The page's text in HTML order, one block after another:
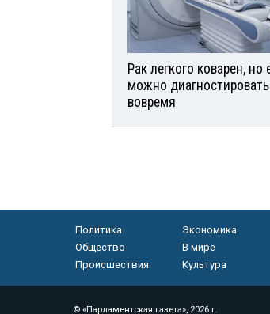
Рак легкого коварен, но
можно диагностировать
вовремя
Политика
Экономика
Общество
В мире
Происшествия
Культура
© «Парламентская газета», 2026 г.